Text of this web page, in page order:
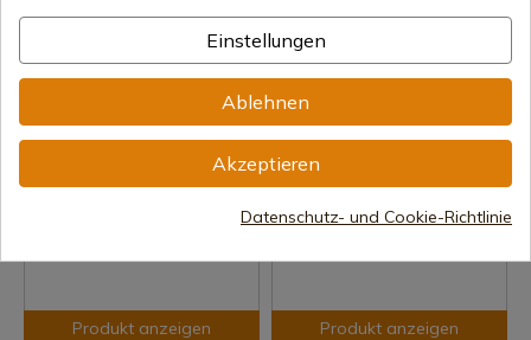
Zytel Messerschutz Fällkniven
Zytel Scheide + Messerclip
Fällkniven F1X
17,01 €
Produkt anzeigen Produkt anzeigen
Einstellungen
Ablehnen
Akzeptieren
Datenschutz- und Cookie-Richtlinie